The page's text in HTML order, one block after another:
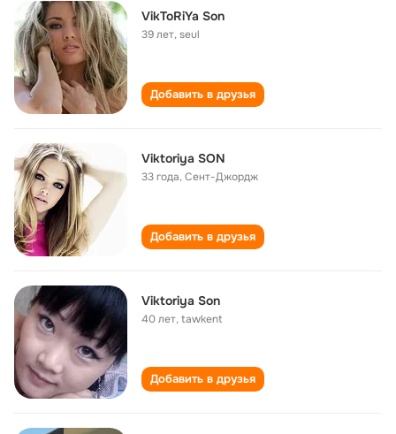
VikToRiYa Son
39 лет,seul
Добавить в друзья
Viktoriya SON
33 года,Сент-Джордж
Добавить в друзья
Viktoriya Son
40 лет,tawkent
Добавить в друзья